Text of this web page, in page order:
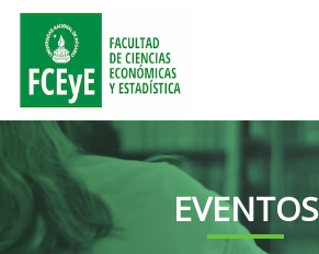
EVENTOS